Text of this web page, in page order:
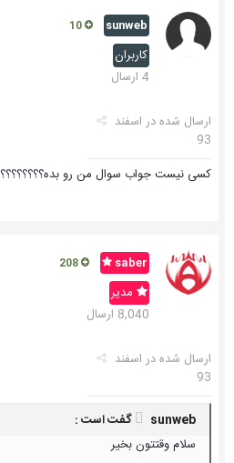
sunweb
کاربران
4 ارسال
ارسال شده در اسفند
93
کسی نیست جواب سوال من رو بده؟؟؟؟؟؟؟؟
saber
مدیر
8,040 ارسال
ارسال شده در اسفند
93
sunweb گفت است :
سلام وقتتون بخیر